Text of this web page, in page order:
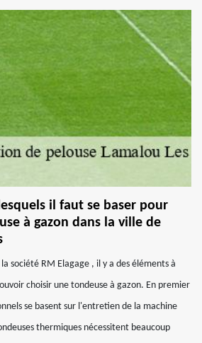
il faut se baser pour
à gazon dans la ville de
société RM Elagage , il y a des éléments à
choisir une tondeuse à gazon. En premier
se basent sur l'entretien de la machine
thermiques nécessitent beaucoup